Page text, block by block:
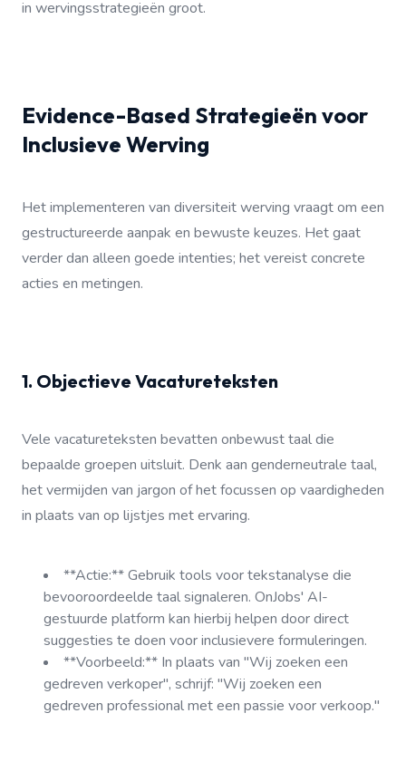
in wervingsstrategieën groot.
Evidence-Based Strategieën voor
Inclusieve Werving
Het implementeren van diversiteit werving vraagt om een
gestructureerde aanpak en bewuste keuzes. Het gaat
verder dan alleen goede intenties; het vereist concrete
acties en metingen.
1. Objectieve Vacatureteksten
Vele vacatureteksten bevatten onbewust taal die
bepaalde groepen uitsluit. Denk aan genderneutrale taal,
het vermijden van jargon of het focussen op vaardigheden
in plaats van op lijstjes met ervaring.
**Actie:** Gebruik tools voor tekstanalyse die
bevooroordeelde taal signaleren. OnJobs' AI-
gestuurde platform kan hierbij helpen door direct
suggesties te doen voor inclusievere formuleringen.
**Voorbeeld:** In plaats van "Wij zoeken een
gedreven verkoper", schrijf: "Wij zoeken een
gedreven professional met een passie voor verkoop."